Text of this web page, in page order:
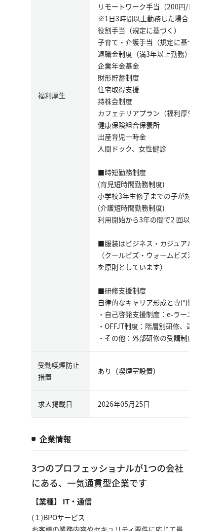
福利厚生
リモートワーク手当（200円/日）
※1日3時間以上勤務した場合
役割手当（規定に基づく）
子育て・介護手当（規定に基づく）
退職金制度（満3年以上勤務）
企業年金基金
財形貯蓄制度
住宅取得支援
持株会制度
カフェテリアプラン（福利厚生サービ
健康保険組合保養所
出産育児一時金
人間ドック、女性健診
■時短勤務制度
(育児短時間勤務制度)
小学校3年生修了までの子が対象
(介護短時間勤務制度)
利用開始から3年の間で2 回以上、1日
■服装はビジネス・カジュアル・ガイ
（クールビズ・ウォームビズ活動を
を原則としています）
■研修支援制度
自律的なキャリア形成と専門性の獲得
・自己啓発支援制度：e-ラーニング研
・OFFJT制度：階層別研修、選抜研修
・その他：外部研修の受講制度、業務
受動喫煙防止
措置
あり（喫煙室設置）
求人掲載日 2026年05月25日
企業情報
3つのプロフェッショナルが1つの会社
にある、一気通貫型企業です
【業種】 IT・通信
(１)BPOサービス
お客様の業務内容やセキュリティ要件に応じて最